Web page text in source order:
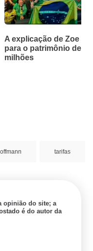
A explicação de Zoe
para o patrimônio de
milhões
tarifas
opinião do site; a
é do autor da